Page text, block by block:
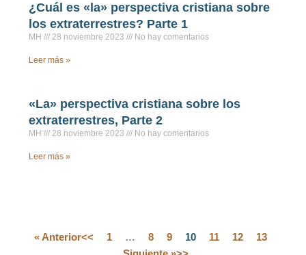
¿Cuál es «la» perspectiva cristiana sobre
los extraterrestres? Parte 1
MH 28 noviembre 2023 No hay comentarios
Leer más »
«La» perspectiva cristiana sobre los
extraterrestres, Parte 2
MH 28 noviembre 2023 No hay comentarios
Leer más »
« Anterior 1 … 8 9 10 11 12
13